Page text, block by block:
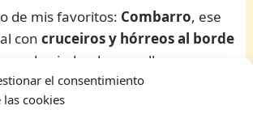
el consentimiento
las cookies
de mis favoritos: Combarro, ese
concruceiros y hórreos al borde
de piedra, los muelles
a moluscos te envuelven como
Recorres sus calles